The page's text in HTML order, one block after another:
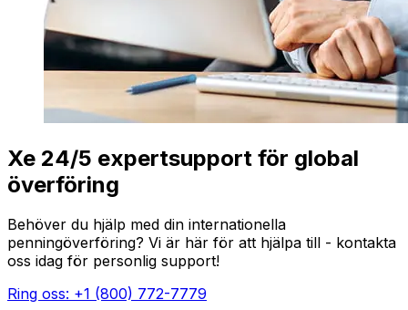
Xe 24/5 expertsupport för global
överföring
Behöver du hjälp med din internationella
penningöverföring? Vi är här för att hjälpa till - kontakta
oss idag för personlig support!
Ring oss: +1 (800) 772-7779